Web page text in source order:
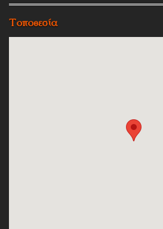
Τοποθεσία